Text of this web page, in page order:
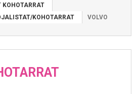
KOHOTARRAT
KOHOTARRAT
VOLVO